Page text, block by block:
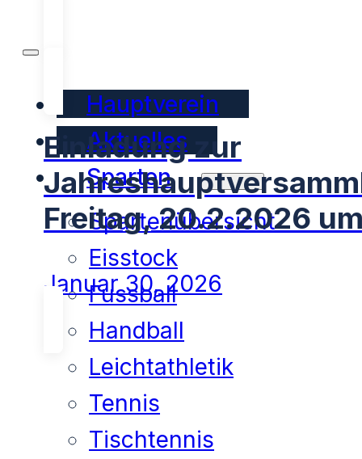
Hauptverein
Aktuelles
Sparten
Spartenübersicht
Eisstock
Fussball
Handball
Leichtathletik
Tennis
Tischtennis
Einladung zur
Freitag, 20.2.2026
Januar 30, 2026